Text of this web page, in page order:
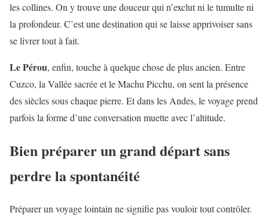
les collines. On y trouve une douceur qui n’exclut ni le tumulte ni
la profondeur. C’est une destination qui se laisse apprivoiser sans
se livrer tout à fait.
Le Pérou, enfin, touche à quelque chose de plus ancien. Entre
Cuzco, la Vallée sacrée et le Machu Picchu, on sent la présence
des siècles sous chaque pierre. Et dans les Andes, le voyage prend
parfois la forme d’une conversation muette avec l’altitude.
Bien préparer un grand départ sans
perdre la spontanéité
Préparer un voyage lointain ne signifie pas vouloir tout contrôler.